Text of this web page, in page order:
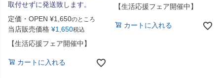
取付せずに発送致します。
定価・OPEN ¥1,650のところ
当店販売価格 ¥1,650税込
【生活応援フェア開催中】
カートに入れる
【生活応援フェア開催中】
カートに入れる